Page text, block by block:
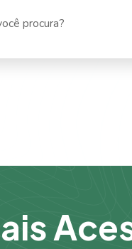
aisAce